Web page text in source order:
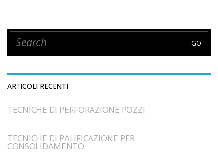
ARTICOLI RECENTI
TECNICHE DI PERFORAZIONE POZZI
TECNICHE DI PALIFICAZIONE PER
CONSOLIDAMENTO